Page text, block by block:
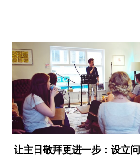
让主日敬拜更进一步：设立